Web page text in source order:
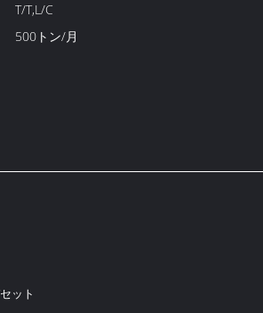
T/T,L/C
500トン/月
ット